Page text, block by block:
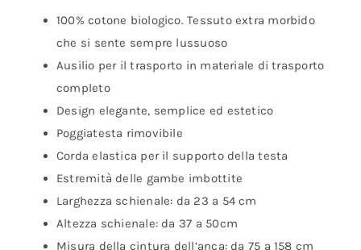
100% cotone biologico. Tessuto extra morbido
che si sente sempre lussuoso
Ausilio per il trasporto in materiale di trasporto
completo
Design elegante, semplice ed estetico
Poggiatesta rimovibile
Corda elastica per il supporto della testa
Estremità delle gambe imbottite
Larghezza schienale: da 23 a 54 cm
Altezza schienale: da 37 a 50cm
Misura della cintura dell’anca: da 75 a 158 cm